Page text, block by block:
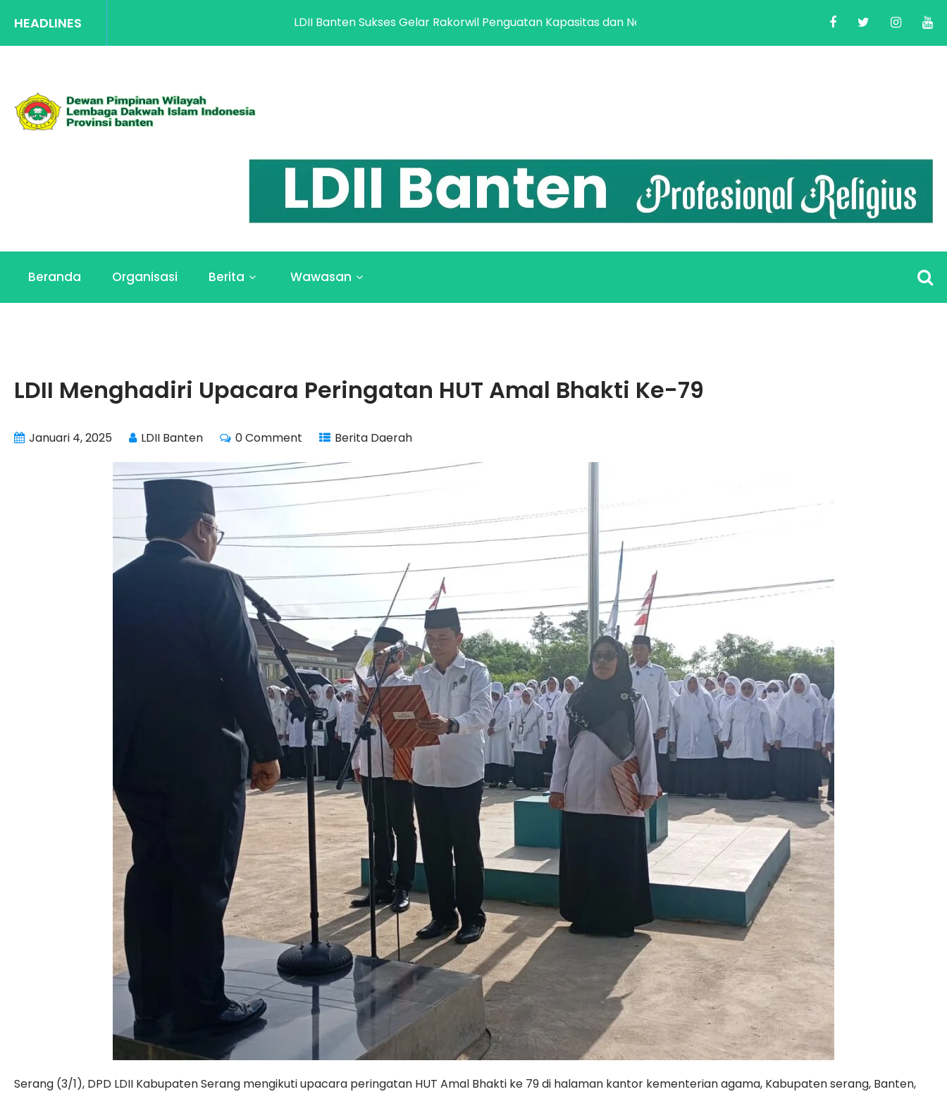
HEADLINES LDII Banten Sukses Gelar Rakorwil Penguatan Kapasitas dan Netralitas Pilkada 2024 LDII Banten Helat Acara Peningkatan
Beranda Organisasi Berita Wawasan
LDII Menghadiri Upacara Peringatan HUT Amal Bhakti Ke-79
Januari 4, 2025 LDII Banten 0 Comment Berita Daerah
Serang (3/1), DPD LDII Kabupaten Serang mengikuti upacara peringatan HUT Amal Bhakti ke 79 di halaman kantor kementerian agama, Kabupaten serang, Banten,